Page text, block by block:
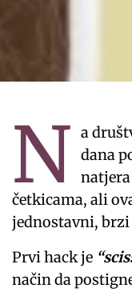
N a
dana
natjera
četkicama, ali
jednostavni,
Prvi hack je
način da